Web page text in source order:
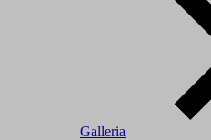
Galleria